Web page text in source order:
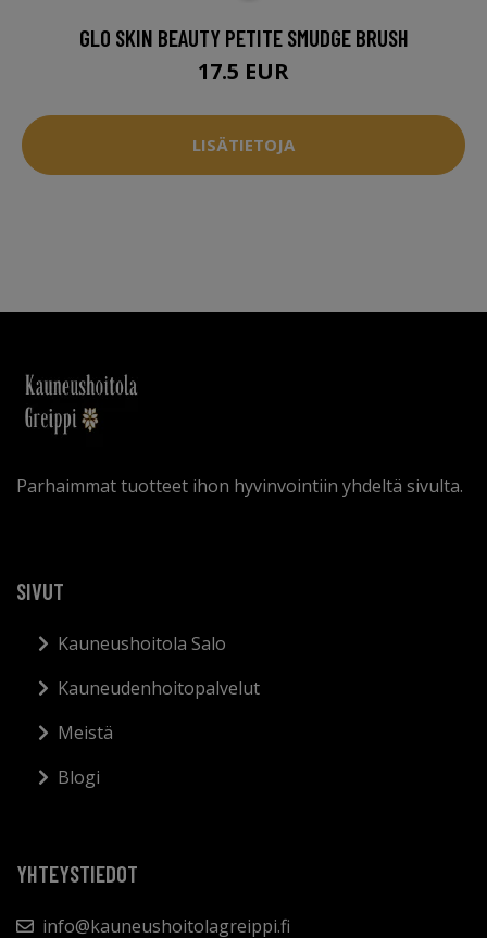
GLO SKIN BEAUTY PETITE SMUDGE BRUSH
17.5 EUR
LISÄTIETOJA
Parhaimmat tuotteet ihon hyvinvointiin yhdeltä sivulta.
SIVUT
Kauneushoitola Salo
Kauneudenhoitopalvelut
Meistä
Blogi
YHTEYSTIEDOT
info@kauneushoitolagreippi.fi